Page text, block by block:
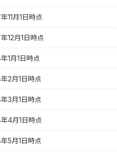
11月1日時点
12月1日時点
1月1日時点
2月1日時点
3月1日時点
4月1日時点
5月1日時点